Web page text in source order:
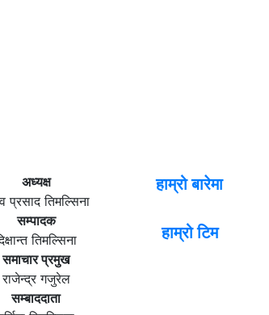
अध्यक्ष
प्रसाद तिमल्सिना
सम्पादक
तिमल्सिना
समाचार प्रमुख
राजेन्द्र गजुरेल
सम्बाददाता
हाम्रो बारेमा
हाम्रो टिम